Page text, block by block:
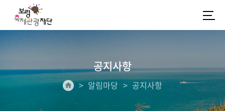
공지사항
알림마당 공지사항